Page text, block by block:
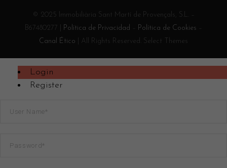
© 2025 Immobiliària Sant Martí de Provençals, S.L. –
B67480277 |
Política de Privacidad Política de Cookies
Canal Ético | All Rights Reserved. Select Themes
Login
Register